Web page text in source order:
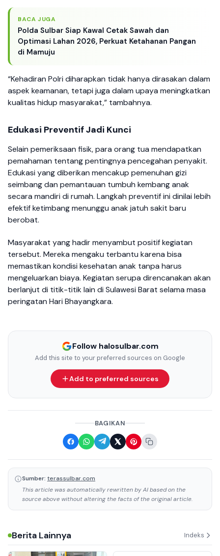
BACA JUGA
Polda Sulbar Siap Kawal Cetak Sawah dan
Optimasi Lahan 2026, Perkuat Ketahanan Pangan
di Mamuju
“Kehadiran Polri diharapkan tidak hanya dirasakan dalam
aspek keamanan, tetapi juga dalam upaya meningkatkan
kualitas hidup masyarakat,” tambahnya.
Edukasi Preventif Jadi Kunci
Selain pemeriksaan fisik, para orang tua mendapatkan
pemahaman tentang pentingnya pencegahan penyakit.
Edukasi yang diberikan mencakup pemenuhan gizi
seimbang dan pemantauan tumbuh kembang anak
secara mandiri di rumah. Langkah preventif ini dinilai lebih
efektif ketimbang menunggu anak jatuh sakit baru
berobat.
Masyarakat yang hadir menyambut positif kegiatan
tersebut. Mereka mengaku terbantu karena bisa
memastikan kondisi kesehatan anak tanpa harus
mengeluarkan biaya. Kegiatan serupa direncanakan akan
berlanjut di titik-titik lain di Sulawesi Barat selama masa
peringatan Hari Bhayangkara.
Follow halosulbar.com
Add this site to your preferred sources on Google
Add to preferred sources
BAGIKAN
Sumber: terassulbar.com
This article was automatically rewritten by AI based on the
source above without altering the facts of the original article.
Berita Lainnya Indeks